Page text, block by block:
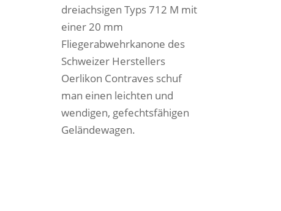
dreiachsigen Typs 712 M mit
einer 20 mm
Fliegerabwehrkanone des
Schweizer Herstellers
Oerlikon Contraves schuf
man einen leichten und
wendigen, gefechtsfähigen
Geländewagen.